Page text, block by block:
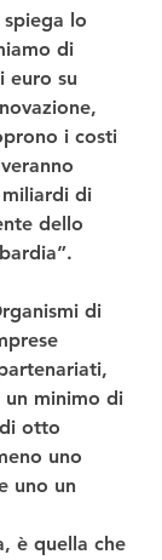
lo
di
euro su
i costi
di
dello
di
,
un minimo di
otto
uno
uno un
, è quella che